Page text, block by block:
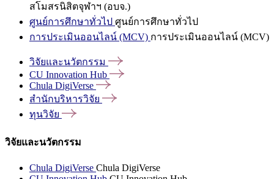
สโมสรนิสิตจุฬาฯ (อบจ.)
ศูนย์การศึกษาทั่วไป ศูนย์การศึกษาทั่วไป
การประเมินออนไลน์ (MCV) การประเมินออนไลน์ (MCV)
วิจัยและนวัตกรรม
CU Innovation Hub
Chula DigiVerse
สำนักบริหารวิจัย
ทุนวิจัย
วิจัยและนวัตกรรม
Chula DigiVerse Chula DigiVerse